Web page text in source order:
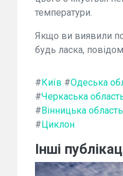
температури.
Якщо ви виявили
будь ласка,
#Київ #Одеська
#Черкаська
#Вінницька область
#Циклон
Інші